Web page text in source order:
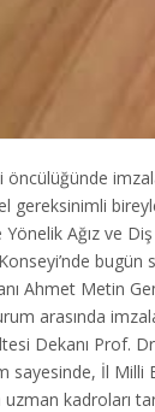
öncülüğünde
gereksinimli
Ağız ve
Ahmet Metin
arasında
Dekanı Prof.
sayesinde, İl Milli
uzman kadroları